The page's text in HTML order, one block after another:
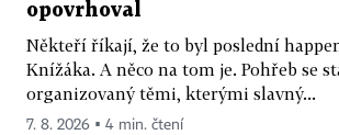
opovrhoval
Někteří říkají, že to byl poslední
Knížáka. A něco na tom je. Pohřeb se
organizovaný těmi, kterými slavný...
7. 8. 2026 ▪ 4 min. čtení